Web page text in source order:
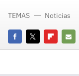
FacebookTwitterFlipboard
E-
TEMAS Noticias